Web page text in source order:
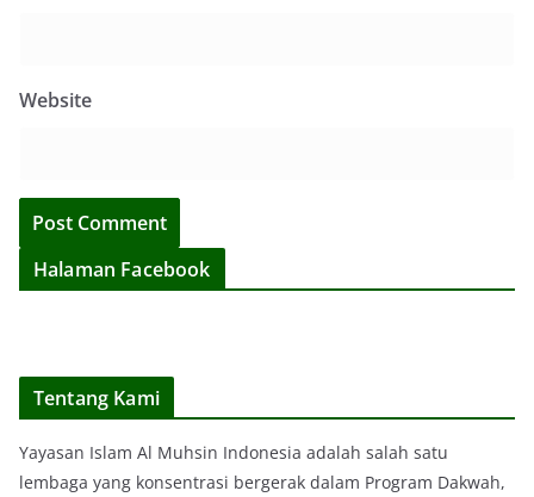
Website
Halaman Facebook
Tentang Kami
Yayasan Islam Al Muhsin Indonesia adalah salah satu
lembaga yang konsentrasi bergerak dalam Program Dakwah,